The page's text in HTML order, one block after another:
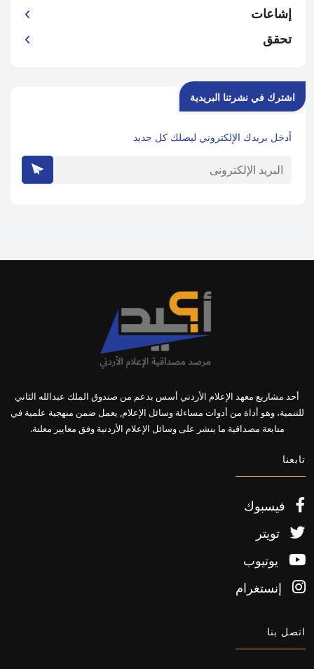
إشاعات
تحقق
اشترك في نشرتنا البريدية
أدخل بريدك الإلكتروني ليصلك كل جديد
أحد مشاريع معهد الإعلام الأردني أسس بدعم من صندوق الملك عبدالله الثاني
للتنمية، وهو أداة من أدوات مساءلة وسائل الإعلام, يعمل ضمن منهجية علمية في
متابعة مصداقية ما ينشر على وسائل الإعلام الأردنية وفق معايير معلنة.
تابعنا
فيسبوك
تويتر
يوتيوب
إنستغرام
اتصل بنا